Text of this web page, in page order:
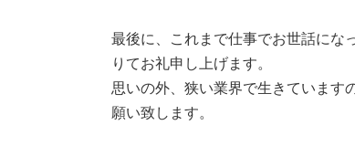
最後に、これまで仕事でお世話にな
りてお礼申し上げます。
思いの外、狭い業界で生きています
願い致します。